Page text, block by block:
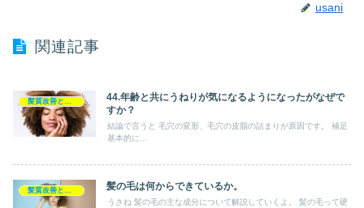
usani
関連記事
髪質改善とヘアの疑問
44.年齢と共にうねりが気になるようになったがなぜで
すか？
結論で言うと 毛穴の変形、毛穴の皮脂の詰まりが原因です。 補足
基本的に...
髪の毛は何からできているか。
うさね 髪の毛の主な成分について解説していくよ。 髪の毛って硬